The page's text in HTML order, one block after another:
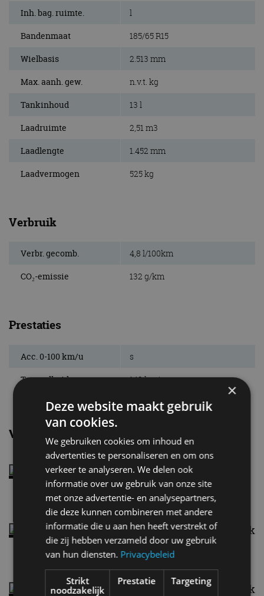
Inh. bag. ruimte. l
Bandenmaat 185/65 R15
Wielbasis 2.513 mm
Max. aanh. gew. n.v.t. kg
Tankinhoud 13 l
Laadruimte 2,51 m3
Laadlengte 1.452 mm
Laadvermogen 525 kg
Verbruik
Verbr. gecomb. 4,8 l/100km
CO₂-emissie 132 g/km
Prestaties
Acc. 0-100 km/u s
Topsnelheid 149 km/u
Vergelijkbare uitvoeringen
Fiat Fiorino1.4 8V Fire
Fiat Fiorino1.3 16V MultiJet 80 pk
Fiat Fiorino1.3 16V MultiJet 95 pk
×
Deze website maakt gebruik
van cookies.
We gebruiken cookies om inhoud en
advertenties te personaliseren en om ons
verkeer te analyseren. We delen ook
informatie over uw gebruik van onze site
met onze advertentie- en analysepartners,
die deze kunnen combineren met andere
informatie die u aan hen heeft verstrekt of
die zij hebben verzameld door uw gebruik
van hun diensten. Privacybeleid
Strikt
noodzakelijk
Prestatie Targeting